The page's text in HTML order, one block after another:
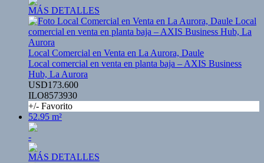
MÁS DETALLES
Local Comercial en Venta en La Aurora, Daule
Local comercial en venta en planta baja – AXIS Business
Hub, La Aurora
USD173.600
ILO8573930
+/- Favorito
52.95 m²
-
MÁS DETALLES